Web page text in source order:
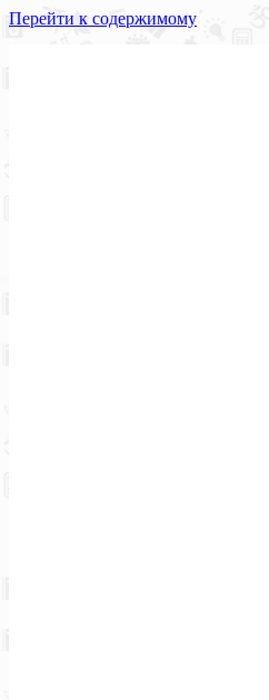
Перейти к содержимому